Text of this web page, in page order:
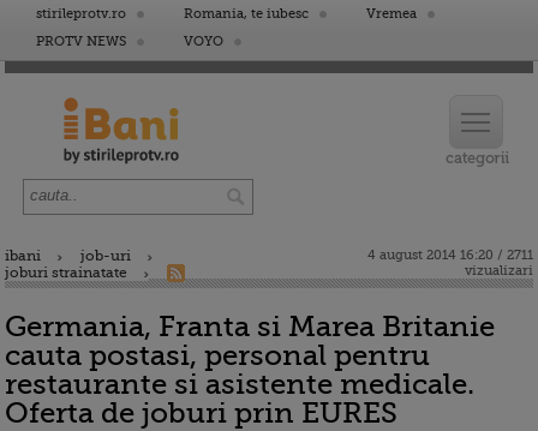
stirileprotv.ro Romania, te iubesc
Vremea
PROTV NEWS
VOYO
ibani
job-uri
joburi strainatate
4 august 2014 16:20 / 2711
vizualizari
Germania, Franta si Marea Britanie
cauta postasi, personal pentru
restaurante si asistente medicale.
Oferta de joburi prin EURES